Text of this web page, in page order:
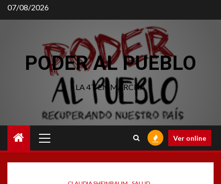
Saltar
al
07/08/2026
PODER AL PUEBLO
LA 4T EN MARCHA
principal
Ver online